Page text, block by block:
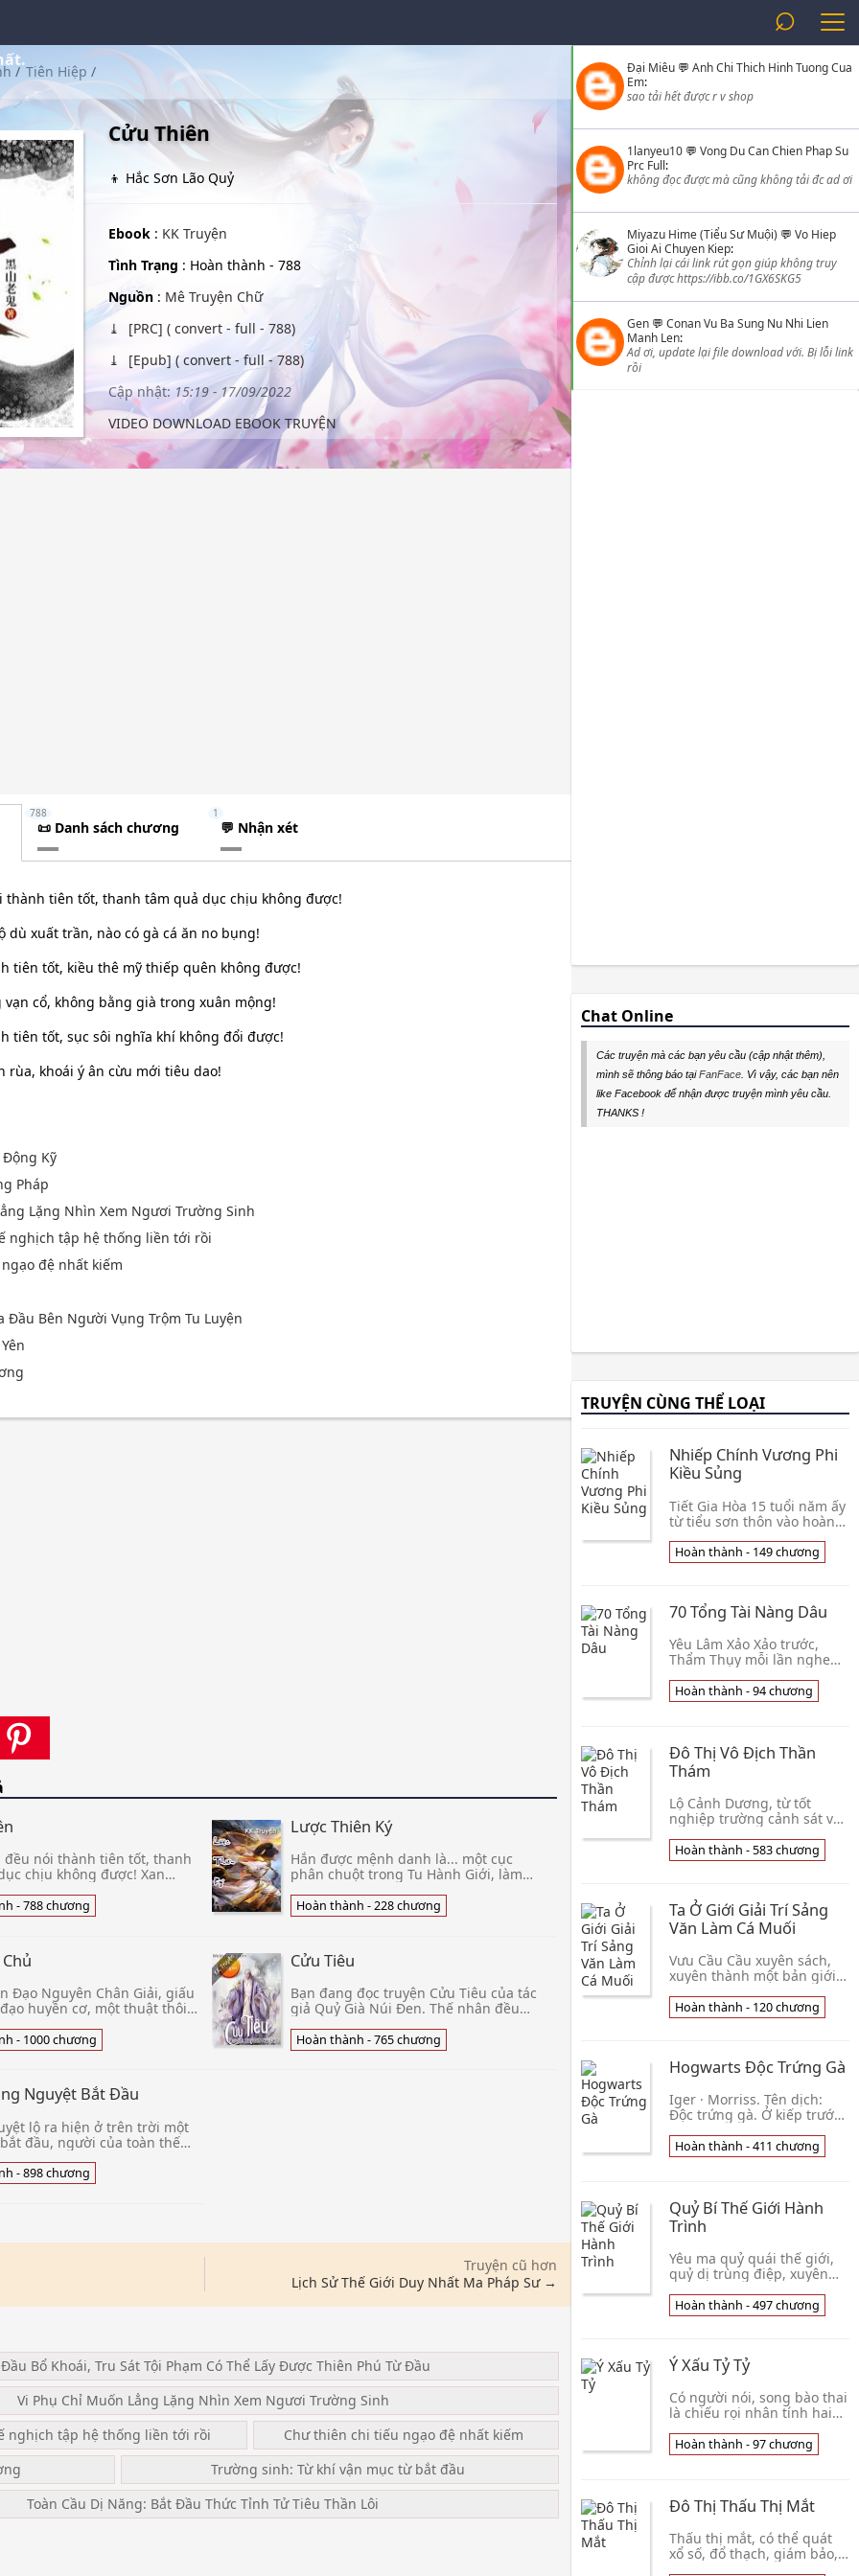
⌕
/ Tiên Hiệp /
Cửu Thiên
👦 Hắc Sơn Lão Quỷ
Ebook : KK Truyện
Tình Trạng : Hoàn thành - 788
Nguồn: Mê Truyện Chữ
[PRC] ( convert - full - 788)
[Epub] ( convert - full - 788)
Cập nhật:15:19 - 17/09/2022
VIDEO DOWNLOAD EBOOK TRUYỆN
📜 Danh sách chương
788
💬 Nhận xét
1
thành tiên tốt, thanh tâm quả dục chịu không được!
dù xuất trần, nào có gà cá ăn no bụng!
tiên tốt, kiều thê mỹ thiếp quên không được!
cổ, không bằng già trong xuân mộng!
tiên tốt, sục sôi nghĩa khí không đổi được!
rùa, khoái ý ân cừu mới tiêu dao!
Động Kỹ
Pháp
Lặng Nhìn Xem Ngươi Trường Sinh
nghịch tập hệ thống liền tới rồi
đệ nhất kiếm
Đầu Bên Người Vụng Trộm Tu Luyện
đều nói thành tiên tốt, thanh
chịu không được! Xan
Thế nhân đều nói
- 788 chương
Lược Thiên Ký
Hắn được mệnh danh là... một cục
phân chuột trong Tu Hành Giới, làm
sỉ, vạn người cùng sỉ vả! Hắn được
mệnh danh là... bại hoại lớn nhất của
Hoàn thành - 228 chương
Đạo Nguyên Chân Giải, giấu
huyền cơ, một thuật thôi
thiếu niên quật khở
- 1000 chương
Cửu Tiêu
Bạn đang đọc truyện Cửu Tiêu của tác
giả Quỷ Già Núi Đen. Thế nhân đều
thật phiền lắm thay Trần gian sương
Hoàn thành - 765 chương
Nguyệt Bắt Đầu
lộ ra hiện ở trên trời một
đầu, người của toàn thế
- 898 chương
Truyện cũ hơn
Lịch Sử Thế Giới Duy Nhất Ma Pháp Sư →
Bổ Khoái, Tru Sát Tội Phạm Có Thể Lấy Được Thiên Phú Từ Đầu
Vi Phụ Chỉ Muốn Lẳng Lặng Nhìn Xem Ngươi Trường Sinh
nghịch tập hệ thống liền tới rồi
Chư thiên chi tiếu ngạo đệ nhất kiếm
Trường sinh: Từ khí vận mục từ bắt đầu
Toàn Cầu Dị Năng: Bắt Đầu Thức Tỉnh Tử Tiêu Thần Lôi
Đại Miêu 💬 Anh Chi Thich Hinh Tuong Cua
Em:
sao tải hết được r v shop
1lanyeu10 💬 Vong Du Can Chien Phap Su
Prc Full:
không đọc được mà cũng không tải đc ad ơi
Miyazu Hime (Tiểu Sư Muội) 💬 Vo Hiep
Gioi Ai Chuyen Kiep:
Chỉnh lại cái link rút gọn giúp không truy
cập được https://ibb.co/1GX6SKG5
Gen 💬 Conan Vu Ba Sung Nu Nhi Lien
Manh Len:
Ad ơi, update lại file download với. Bị lỗi link
rồi
Chat Online
Các truyện mà các bạn yêu cầu (cập nhật thêm),
mình sẽ thông báo tạiFanFace . Vì vậy, các bạn nên
like Facebook để nhận được truyện mình yêu cầu.
THANKS !
TRUYỆN CÙNG THỂ LOẠI
Nhiếp Chính Vương Phi
Kiều Sủng
Tiết Gia Hòa 15 tuổi năm ấy
từ tiểu sơn thôn vào hoàng
mình là hoàng đế lưu lạc
bên ngoài tư sinh nữ, khi
Hoàn thành - 149 chương
70 Tổng Tài Nàng Dâu
Yêu Lâm Xảo Xảo trước,
Thẩm Thụy mỗi lần nghe
này, đều hy vọng nàng đời
này đều làm bà cô già
quỳ phát hiện nàng gọi
mình Nhị Đản thời điểm là
nhất ôn nhu gợi cảm. . . .
Lâm Xảo Xảo không cẩn
thận nhìn một quyển niên
đại văn,
Hoàn thành - 94 chương
Đô Thị Vô Địch Thần
Thám
Lộ Cảnh Dương, từ tốt
nghiệp trường cảnh sát về
trở thành thành đô thành
phố Tây Tuyền bên trong
Hoàn thành - 583 chương
Ta Ở Giới Giải Trí Sảng
Văn Làm Cá Muối
Vưu Cầu Cầu xuyên sách,
xuyên thành một bản giới
vai phụ chuyên mục đều
chớ gọi tên chữ. Ở cái này
Hoàn thành - 120 chương
Hogwarts Độc Trứng Gà
Iger · Morriss. Tên dịch:
Độc trứng gà. Ở kiếp trước
thanh niên trọng sinh ở tại
trong trí nhớ Harry Potter
Hoàn thành - 411 chương
Quỷ Bí Thế Giới Hành
Trình
Yêu ma quỷ quái thế giới,
quỷ dị trùng điệp, xuyên
Mạch biểu thị chỉ có thể
núp ở góc tường run lẩy
Hoàn thành - 497 chương
Ý Xấu Tỷ Tỷ
Có người nói, song bào thai
là chiếu rọi nhân tính hai
nhiều người nói, Tô Thanh
Quả rất xấu, Tô Thanh Mai
Hoàn thành - 97 chương
Đô Thị Thấu Thị Mắt
Thấu thị mắt, có thể quát
xổ số, đổ thạch, giám bảo,